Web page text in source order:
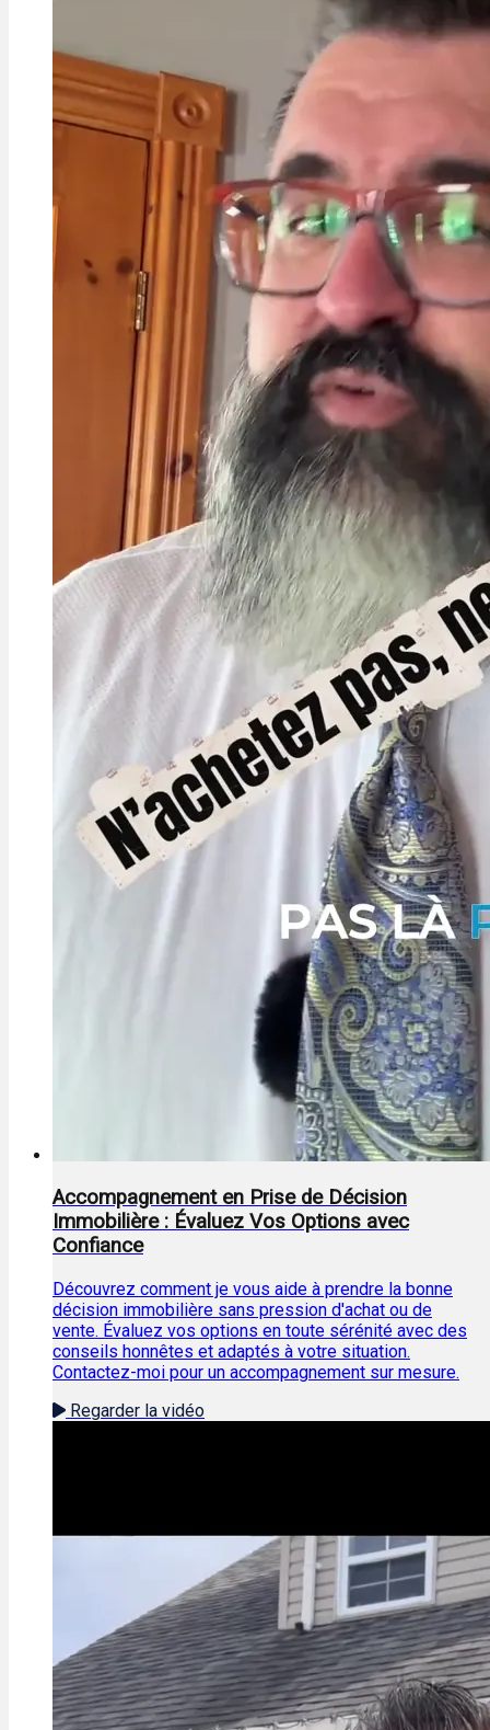
Accompagnement en Prise de Décision
Immobilière : Évaluez Vos Options avec
Confiance
Découvrez comment je vous aide à prendre la bonne
décision immobilière sans pression d'achat ou de
vente. Évaluez vos options en toute sérénité avec des
conseils honnêtes et adaptés à votre situation.
Contactez-moi pour un accompagnement sur mesure.
Regarder la vidéo